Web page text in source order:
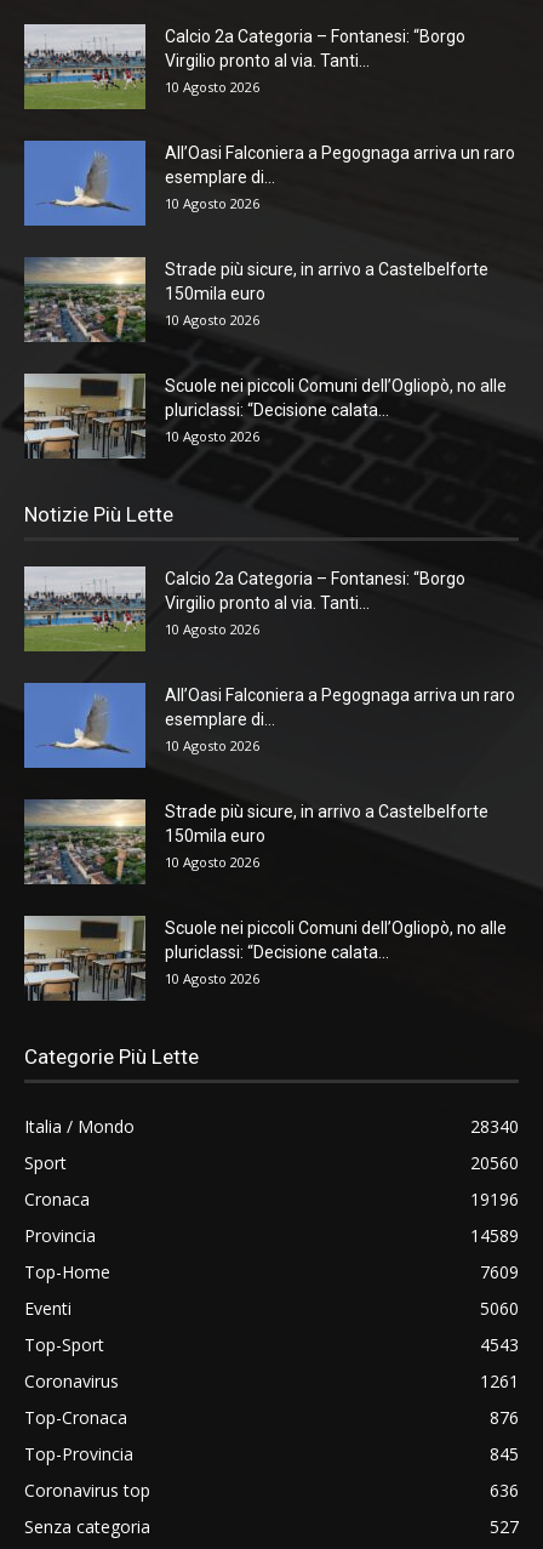
Calcio 2a Categoria – Fontanesi: “Borgo
Virgilio pronto al via. Tanti...
10 Agosto 2026
All’Oasi Falconiera a Pegognaga arriva un raro
esemplare di...
10 Agosto 2026
Strade più sicure, in arrivo a Castelbelforte
150mila euro
10 Agosto 2026
Scuole nei piccoli Comuni dell’Ogliopò, no alle
pluriclassi: “Decisione calata...
10 Agosto 2026
Notizie Più Lette
Calcio 2a Categoria – Fontanesi: “Borgo
Virgilio pronto al via. Tanti...
10 Agosto 2026
All’Oasi Falconiera a Pegognaga arriva un raro
esemplare di...
10 Agosto 2026
Strade più sicure, in arrivo a Castelbelforte
150mila euro
10 Agosto 2026
Scuole nei piccoli Comuni dell’Ogliopò, no alle
pluriclassi: “Decisione calata...
10 Agosto 2026
Categorie Più Lette
Italia / Mondo
28340
Sport
20560
Cronaca
19196
Provincia
14589
Top-Home
7609
Eventi
5060
Top-Sport
4543
Coronavirus
1261
Top-Cronaca
876
Top-Provincia
845
Coronavirus top
636
Senza categoria
527